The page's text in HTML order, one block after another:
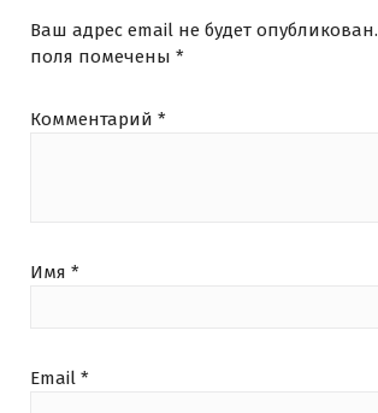
Ваш адрес email не будет опубликован.
поля помечены *
Комментарий *
Имя *
Email *